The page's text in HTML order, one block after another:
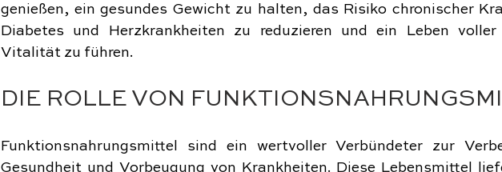
genießen, ein gesundes Gewicht zu halten, das Risiko chronischer
Diabetes und Herzkrankheiten zu reduzieren und ein Leben voller
Vitalität zu führen.
DIE ROLLE VON
Funktionsnahrungsmittel sind ein wertvoller Verbündeter zur
Gesundheit und Vorbeugung von Krankheiten. Diese Lebensmittel